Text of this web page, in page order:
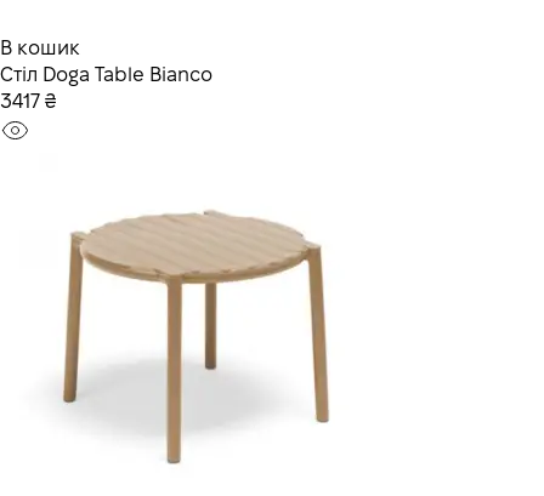
В кошик
Стiл Doga Table Bianco
3417 ₴